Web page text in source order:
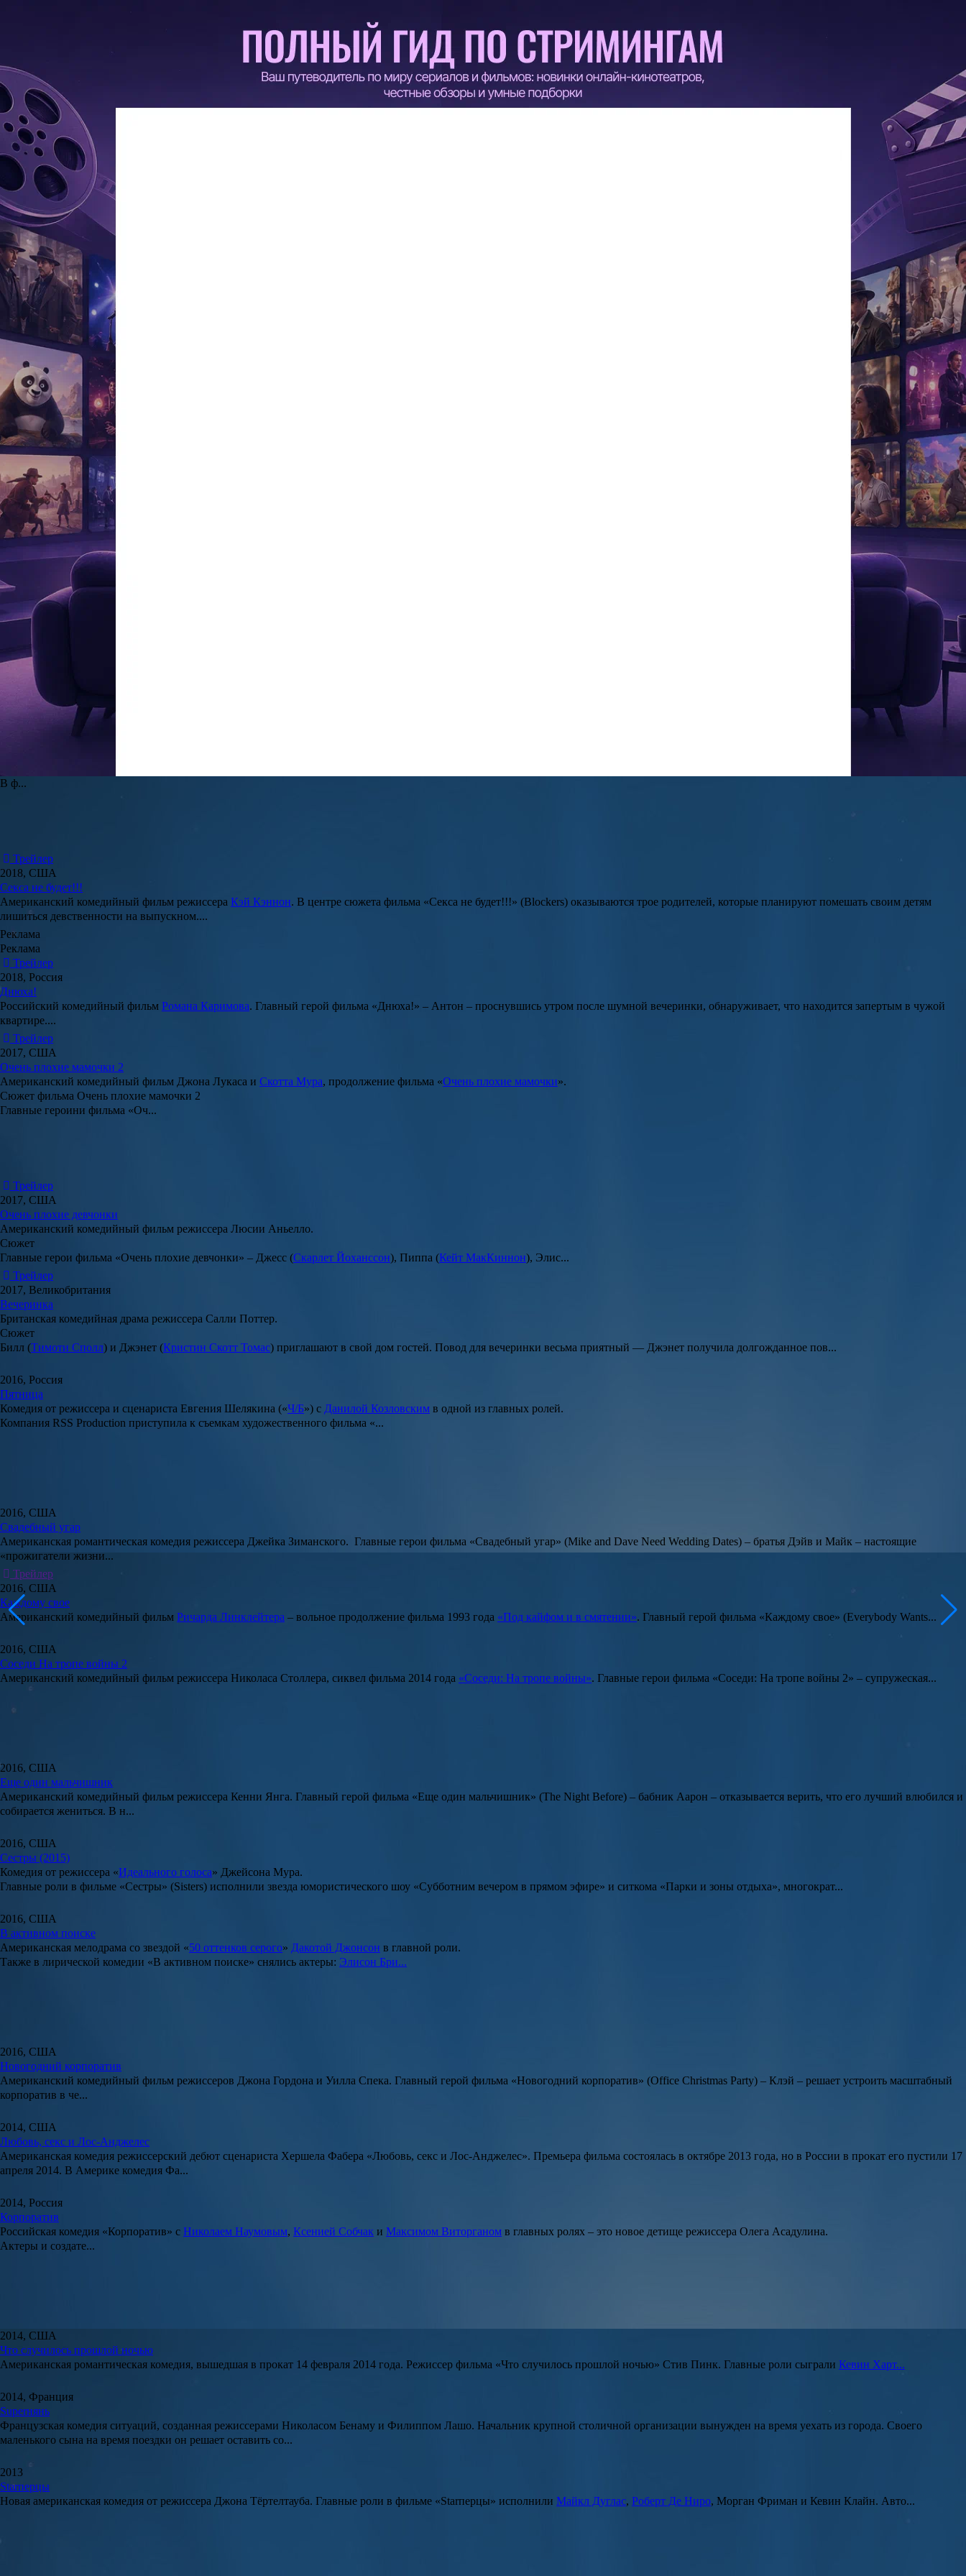
Эксклюзив Реалити
Фильмы Сериалы Шоу
#Быт #Деньги #Дети #Дом
Питомцы
# Путешествия # Российские звезды лайфстайл
новость
отношения #реалити #
Промокоды Островок Промокоды Отелло
Промокоды Снежная Королева
Издательство Рекламодателям
Подборки ФИЛЬМЫ ПРО
Фильмы про вечеринки
69
Трейлер
2018, Франция
Праздничный переполох
Французский комедийный фильм от режиссеров картины
Сюжет фильма Праздничный переполох / Le sens de la fete
Главный герой фильма
Трейлер
Мальчишник в Европе
Французский комедийный фильм
Сюжет фильма Мальчишник в Европе
В центре сюжета фильма «...
Трейлер
В ф...
Трейлер
2018, США
Секса не будет!!!
Американский комедийный фильм режиссера Кэй Кэннон. В центре сюжета фильма «Секса не будет!!!» (Blockers) оказываются трое родителей, которые планируют помешать своим детям
лишиться девственности на выпускном....
Реклама
Реклама
Трейлер
2018, Россия
Днюха!
Российский комедийный фильм Романа Каримова. Главный герой фильма «Днюха!» – Антон – проснувшись утром после шумной вечеринки, обнаруживает, что находится запертым в чужой
квартире....
Трейлер
2017, США
Очень плохие мамочки 2
Американский комедийный фильм Джона Лукаса и Скотта Мура, продолжение фильма «Очень плохие мамочки».
Сюжет фильма Очень плохие мамочки 2
Главные героини фильма «Оч...
Трейлер
2017, США
Очень плохие девчонки
Американский комедийный фильм режиссера Люсии Аньелло.
Сюжет
Главные герои фильма «Очень плохие девчонки» – Джесс (Скарлет Йоханссон), Пиппа (Кейт МакКиннон), Элис...
Трейлер
2017, Великобритания
Вечеринка
Британская комедийная драма режиссера Салли Поттер.
Сюжет
Билл (Тимоти Сполл) и Джэнет (Кристин Скотт Томас) приглашают в свой дом гостей. Повод для вечеринки весьма приятный — Джэнет получила долгожданное пов...
2016, Россия
Пятница
Комедия от режиссера и сценариста Евгения Шелякина («Ч/Б») с Данилой Козловским в одной из главных ролей.
Компания RSS Production приступила к съемкам художественного фильма «...
2016, США
Свадебный угар
Американская романтическая комедия режиссера Джейка Зиманского. Главные герои фильма «Свадебный угар» (Mike and Dave Need Wedding Dates) – братья Дэйв и Майк – настоящие
«прожигатели жизни...
Трейлер
2016, США
Каждому свое
Американский комедийный фильм Ричарда Линклейтера – вольное продолжение фильма 1993 года «Под кайфом и в смятении». Главный герой фильма «Каждому свое» (Everybody Wants...
2016, США
Соседи На тропе войны 2
Американский комедийный фильм режиссера Николаса Столлера, сиквел фильма 2014 года «Соседи: На тропе войны». Главные герои фильма «Соседи: На тропе войны 2» – супружеская...
2016, США
Еще один мальчишник
Американский комедийный фильм режиссера Кенни Янга. Главный герой фильма «Еще один мальчишник» (The Night Before) – бабник Аарон – отказывается верить, что его лучший влюбился и
собирается жениться. В н...
2016, США
Сестры (2015)
Комедия от режиссера «Идеального голоса» Джейсона Мура.
Главные роли в фильме «Сестры» (Sisters) исполнили звезда юмористического шоу «Субботним вечером в прямом эфире» и ситкома «Парки и зоны отдыха», многократ...
2016, США
В активном поиске
Американская мелодрама со звездой «50 оттенков серого» Дакотой Джонсон в главной роли.
Также в лирической комедии «В активном поиске» снялись актеры: Элисон Бри...
2016, США
Новогодний корпоратив
Американский комедийный фильм режиссеров Джона Гордона и Уилла Спека. Главный герой фильма «Новогодний корпоратив» (Office Christmas Party) – Клэй – решает устроить масштабный
корпоратив в че...
2014, США
Любовь, секс и Лос-Анджелес
Американская комедия режиссерский дебют сценариста Хершела Фабера «Любовь, секс и Лос-Анджелес». Премьера фильма состоялась в октябре 2013 года, но в России в прокат его пустили 17
апреля 2014. В Америке комедия Фа...
2014, Россия
Корпоратив
Российская комедия «Корпоратив» с Николаем Наумовым, Ксенией Собчак и Максимом Виторганом в главных ролях – это новое детище режиссера Олега Асадулина.
Актеры и создате...
2014, США
Что случилось прошлой ночью
Американская романтическая комедия, вышедшая в прокат 14 февраля 2014 года. Режиссер фильма «Что случилось прошлой ночью» Стив Пинк. Главные роли сыграли Кевин Харт...
2014, Франция
Superнянь
Французская комедия ситуаций, созданная режиссерами Николасом Бенаму и Филиппом Лашо. Начальник крупной столичной организации вынужден на время уехать из города. Своего
маленького сына на время поездки он решает оставить со...
2013
Starперцы
Новая американская комедия от режиссера Джона Тёртелтауба. Главные роли в фильме «Starперцы» исполнили Майкл Дуглас, Роберт Де Ниро, Морган Фриман и Кевин Клайн. Авто...